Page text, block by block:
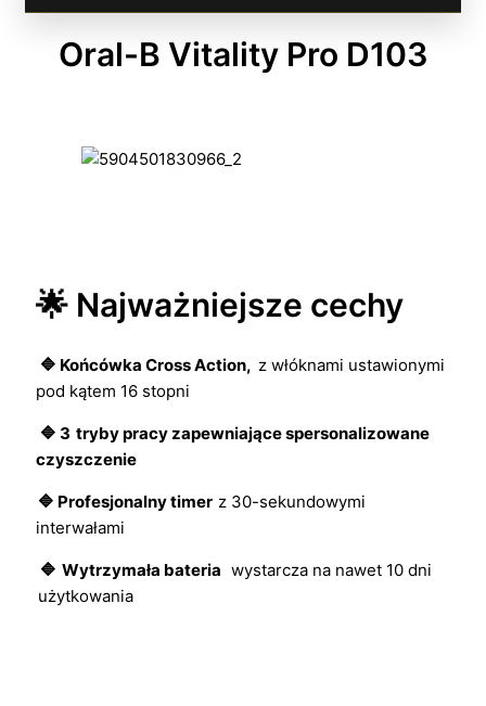
Oral-B Vitality Pro D103
🌟 Najważniejsze cechy
🔷 Końcówka Cross Action, z włóknami ustawionymi
pod kątem 16 stopni
🔷 3 tryby pracy zapewniające spersonalizowane
czyszczenie
🔷 Profesjonalny timer z 30-sekundowymi
interwałami
🔷 Wytrzymała bateria wystarcza na nawet 10 dni
użytkowania